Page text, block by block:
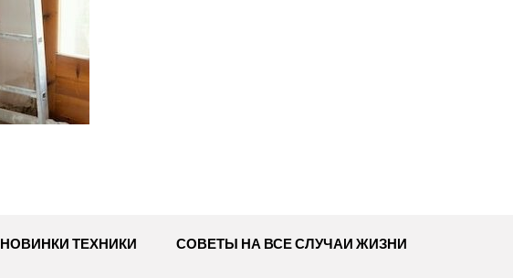
НОВИНКИ ТЕХНИКИ СОВЕТЫ НА ВСЕ СЛУЧАИ ЖИЗНИ